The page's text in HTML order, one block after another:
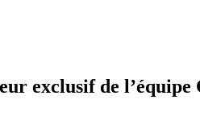
exclusif de